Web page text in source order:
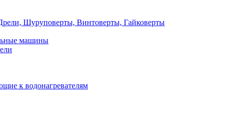
Шуруповерты, Винтоверты, Гайковерты
машины
к водонагревателям